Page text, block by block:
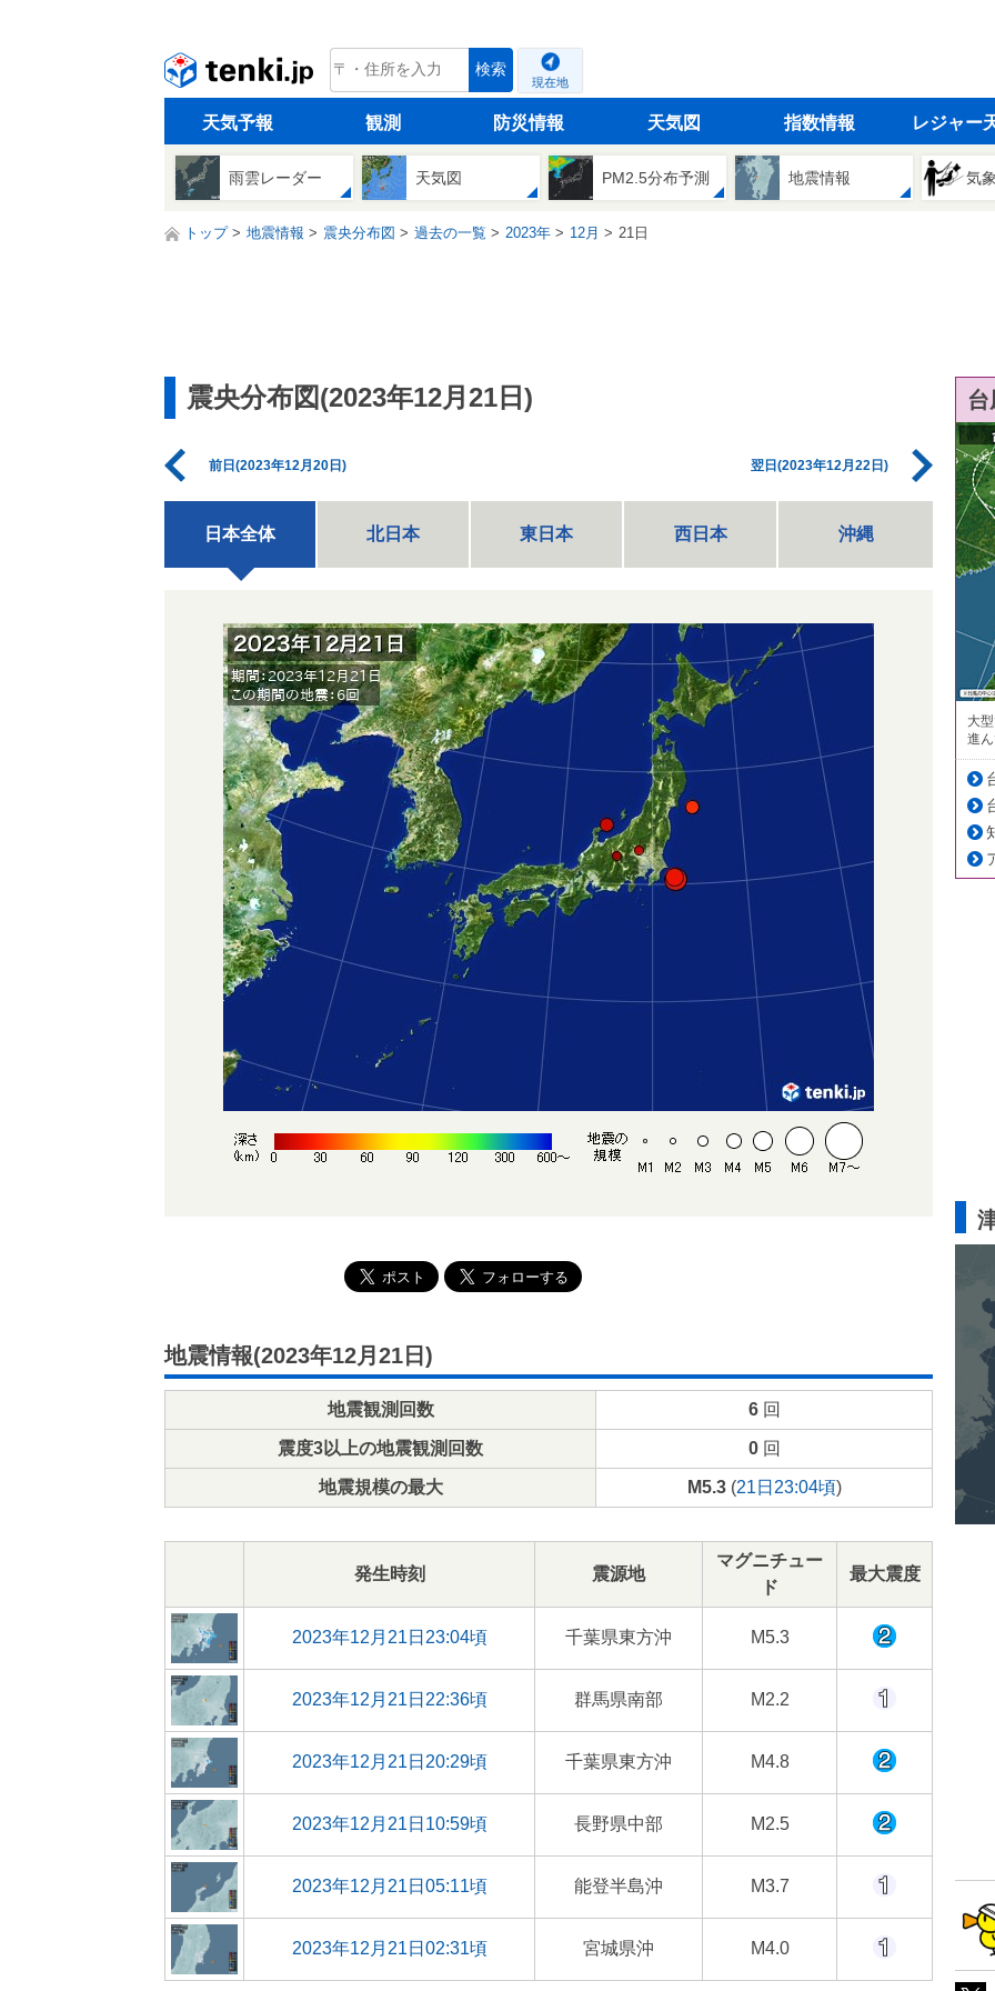
tenki.jp 検索
現在地
天気予報 観測 防災情報 天気図 指数情報 レジャー
雨雲レーダー 天気図 PM2.5分布予測 地震情報 気
トップ 地震情報 震央分布図 過去の一覧 2023年 12月 21日
震央分布図(2023年12月21日)
前日(2023年12月20日) 翌日(2023年12月22日)
日本全体 北日本 東日本 西日本 沖縄
地震情報(2023年12月21日)
地震観測回数 6回
震度3以上の地震観測回数 0回
地震規模の最大 M5.3(21日23:04頃)
発生時刻 震源地
マグニチュー
ド
最大震度
2023年12月21日23:04頃 千葉県東方沖 M5.3
2023年12月21日22:36頃 群馬県南部 M2.2
2023年12月21日20:29頃 千葉県東方沖 M4.8
2023年12月21日10:59頃 長野県中部 M2.5
2023年12月21日05:11頃 能登半島沖 M3.7
2023年12月21日02:31頃 宮城県沖 M4.0
大
進